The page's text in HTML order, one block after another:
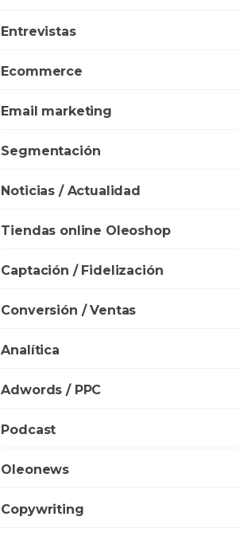
Entrevistas
Ecommerce
Email marketing
Segmentación
Noticias / Actualidad
Tiendas online Oleoshop
Captación / Fidelización
Conversión / Ventas
Analítica
Adwords / PPC
Podcast
Oleonews
Copywriting